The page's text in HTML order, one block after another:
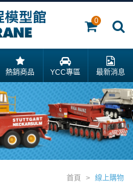
0
熱銷商品 YCC專區 最新消息
首頁 > 線上購物